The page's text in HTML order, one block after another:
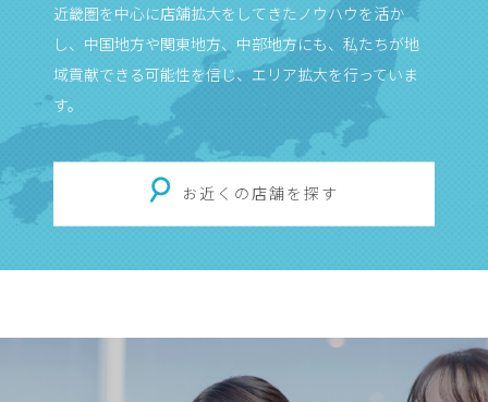
近畿圏を中心に店舗拡大をしてきたノウハウを活か
し、中国地方や関東地方、中部地方にも、私たちが地
域貢献できる可能性を信じ、エリア拡大を行っていま
す。
お近くの店舗を探す